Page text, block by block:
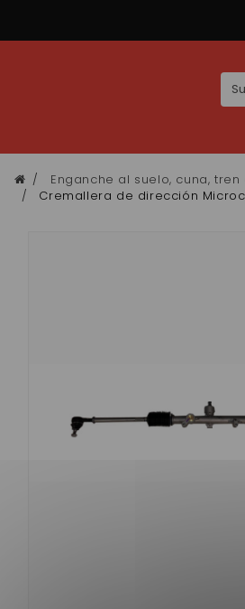
Enganche al suelo, cuna,
Cremallera de dirección